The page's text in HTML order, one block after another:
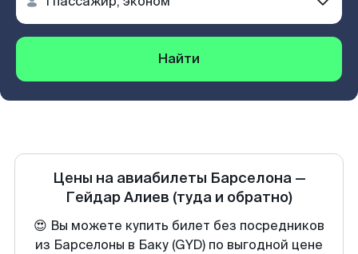
Найти
Цены на авиабилеты Барселона—
Гейдар Алиев (туда и обратно)
😍 Вы можете купить билет без посредников
из Барселоны в Баку (GYD) по выгодной цене